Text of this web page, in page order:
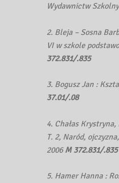
Wydawnictw
2. Bleja – Sosna
VI w szkole
372.831/.835
3. Bogusz Jan :
37.01/.08
4. Chałas
T. 2, Naród,
2006M 372.831/.835
5. Hamer Hanna :